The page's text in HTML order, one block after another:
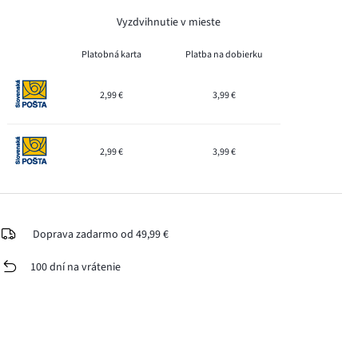
Vyzdvihnutie v mieste
Platobná karta Platba na dobierku
2,99 € 3,99 €
2,99 € 3,99 €
Doprava zadarmo od 49,99 €
100 dní na vrátenie